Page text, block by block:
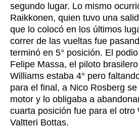
segundo lugar. Lo mismo
Raikkonen, quien tuvo una
que lo colocó en los últimos
correr de las vueltas fue
terminó en 5° posición. El
Felipe Massa, el piloto
Williams estaba 4° pero
para el final, a Nico Rosberg
motor y lo obligaba a
cuarta posición fue para el otro
Valtteri Bottas.